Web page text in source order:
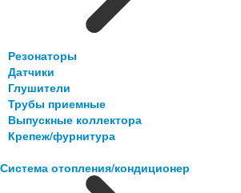
Резонаторы
Датчики
Глушители
Трубы приемные
Выпускные коллектора
Крепеж/фурнитура
Система отопления/кондиционер